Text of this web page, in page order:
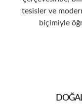
tesisler ve
biçimiyle